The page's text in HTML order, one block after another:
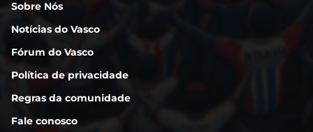
Sobre Nós
Notícias do Vasco
Fórum do Vasco
Política de privacidade
Regras da comunidade
Fale conosco